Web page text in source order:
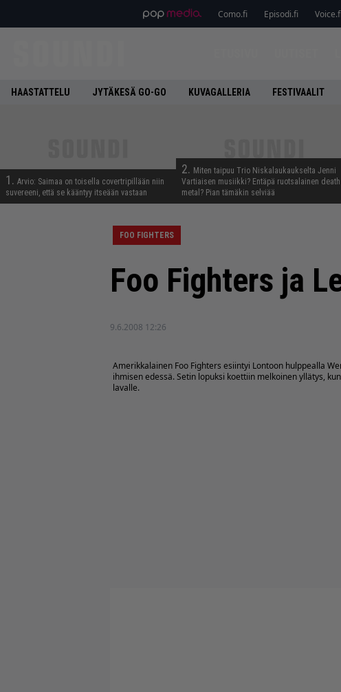
Como.fi Episodi.fi Voice.fi
HAASTATTELU JYTÄKESÄ GO-GO KUVAGALLERIA FESTIVAALIT
1. Arvio: Saimaa on toisella covertripillään niin
suvereeni, että se kääntyy itseään vastaan
2. Miten taipuu Trio Niskalaukaukselta Jenni
Vartiaisen musiikki? Entäpä ruotsalainen death
metal? Pian tämäkin selviää
FOO FIGHTERS
Foo Fighters ja
9.6.2008 12:26
Amerikkalainen Foo Fighters esiintyi Lontoon hulppealla
ihmisen edessä. Setin lopuksi koettiin melkoinen yllätys,
lavalle.